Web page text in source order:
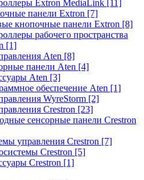
Extron MediaLink [11]
панели Extron [7]
кнопочные панели Extron [8]
рабочего пространства
[1]
Aten [8]
панели Aten [4]
Aten [3]
обеспечение Aten [1]
WyreStorm [2]
Crestron [23]
сенсорные панели Crestron
управления Crestron [7]
Crestron [5]
Crestron [1]